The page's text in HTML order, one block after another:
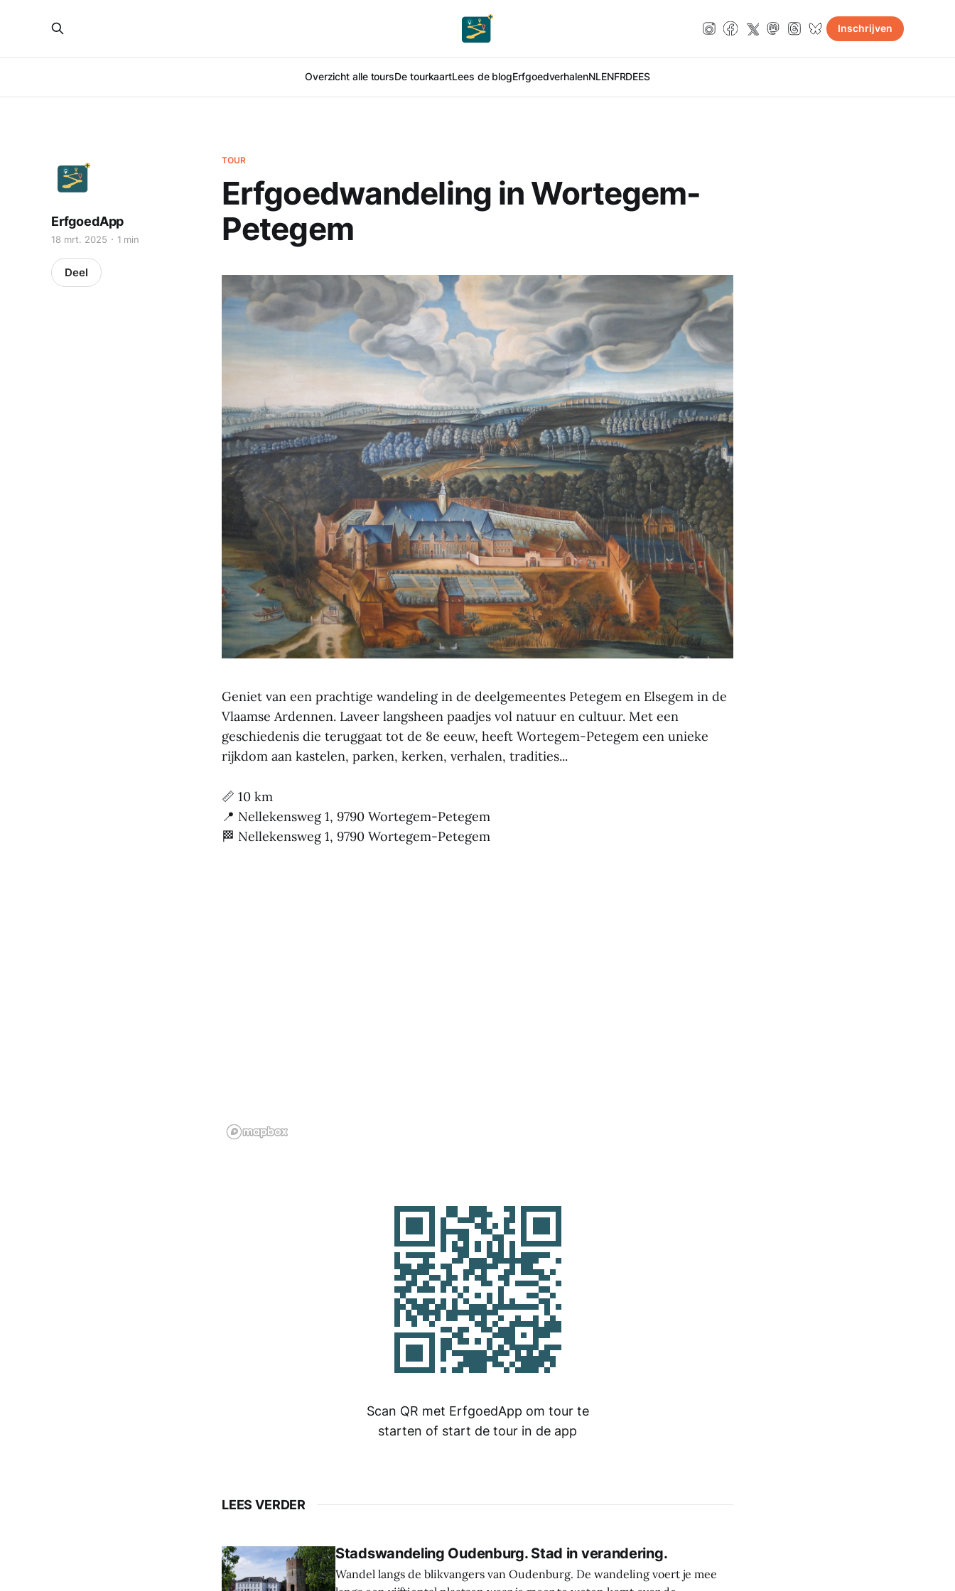
Overzicht alle toursDe tourkaartLees de blogErfgoedverhalenNLENFRDEES
Inschrijven
TOUR
Erfgoedwandeling in Wortegem-
Petegem
ErfgoedApp
18 mrt. 2025 1 min
Deel
Geniet van een prachtige wandeling in de deelgemeentes Petegem en Elsegem in de
Vlaamse Ardennen. Laveer langsheen paadjes vol natuur en cultuur. Met een
geschiedenis die teruggaat tot de 8e eeuw, heeft Wortegem-Petegem een unieke
rijkdom aan kastelen, parken, kerken, verhalen, tradities...
📏 10 km
📍 Nellekensweg 1, 9790 Wortegem-Petegem
🏁 Nellekensweg 1, 9790 Wortegem-Petegem
Scan QR met ErfgoedApp om tour te
starten of start de tour in de app
LEES VERDER
Stadswandeling Oudenburg. Stad in verandering.
Wandel langs de blikvangers van Oudenburg. De wandeling voert je mee